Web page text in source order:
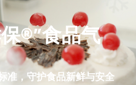
®”食品气
准，守护食品新鲜与安全